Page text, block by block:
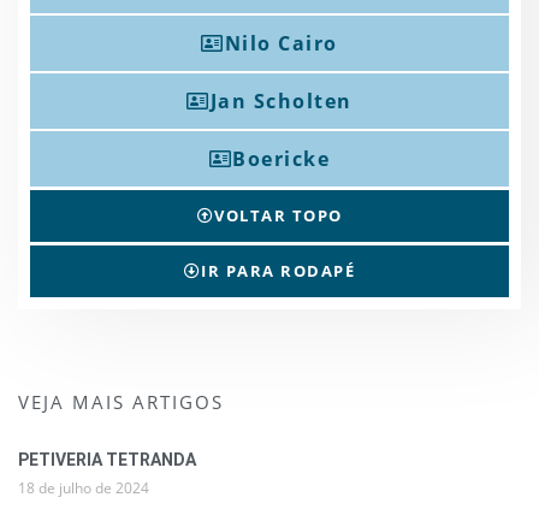
Nilo Cairo
Jan Scholten
Boericke
VOLTAR TOPO
IR PARA RODAPÉ
VEJA MAIS ARTIGOS
PETIVERIA TETRANDA
18 de julho de 2024